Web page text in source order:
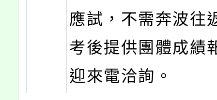
應試，不需奔波往
考後提供團體成績
迎來電洽詢。